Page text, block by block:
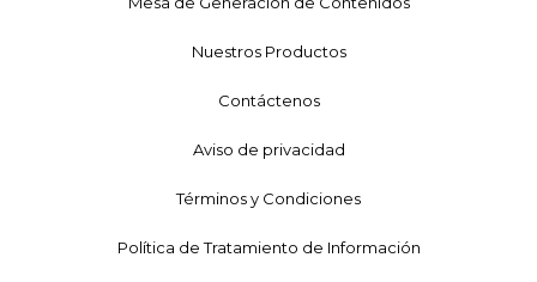
Nuestros Productos
Contáctenos
Aviso de privacidad
Términos y Condiciones
Política de Tratamiento de Información